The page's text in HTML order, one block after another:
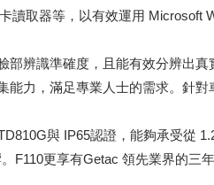
取器等，以有效運用 Microsoft
辨識準確度，且能有效分辨出
力，滿足專業人士的需求。針
與 IP65認證，能夠承受從
F110更享有Getac 領先業界的三